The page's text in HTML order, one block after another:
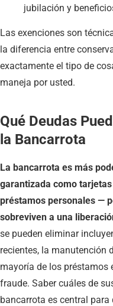
jubilación y
Las exenciones son
la diferencia entre
exactamente el tipo de
maneja por usted.
Qué Deudas
la Bancarrota
La bancarrota es más
garantizada como
préstamos personales —
sobreviven a una
se pueden eliminar
recientes, la manutención
mayoría de los préstamos
fraude. Saber cuáles de
bancarrota es central